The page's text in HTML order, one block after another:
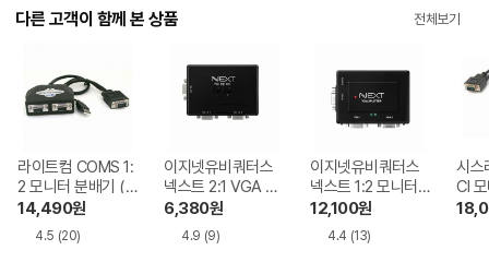
다른 고객이 함께 본 상품 전체보기
라이트컴 COMS 1:
2 모니터 분배기 (L
C530)
14,490원
4.5 (20)
이지넷유비쿼터스
넥스트 2:1 VGA 모
니터 선택기(NEXT
-2402VSW)
6,380원
4.9 (9)
이지넷유비쿼터스
넥스트 1:2 모니터
분배기(NEXT-250
2VSP)
12,100원
4.4 (13)
시스
CI